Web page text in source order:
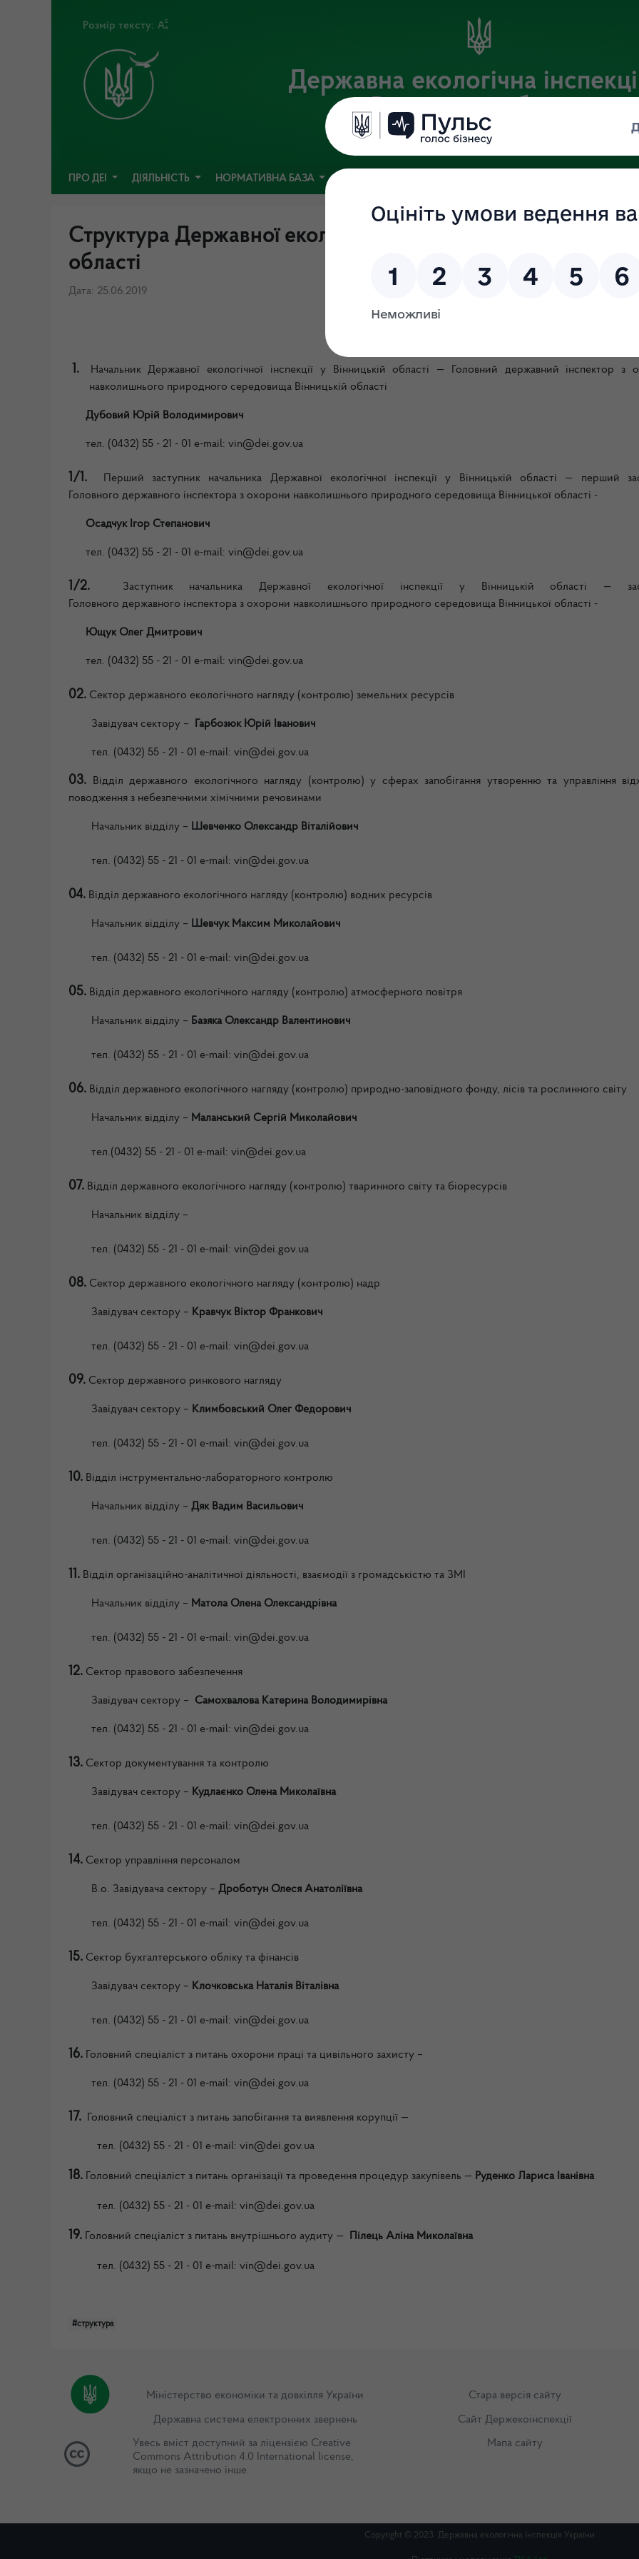
Розмір тексту:
Державна екологічна
Вінницькій області
Офіційний веб-портал
ПРО ДЕІ ДІЯЛЬНІСТЬ НОРМАТИВНА БАЗА
Структура Державної екологічної інспекції у Вінницькій
області
Дата: 25.06.2019
1. Начальник Державної екологічної інспекції у Вінницькій області — Головний державний інспектор з
навколишнього природного середовища Вінницькій області
Дубовий Юрій Володимирович
тел. (0432) 55 - 21 - 01 e-mail: vin@dei.gov.ua
1/1. Перший заступник начальника Державної екологічної інспекціїу Вінницькій області — перший
Головного державного інспектора з охорони навколишнього природного середовища Вінницької області -
Осадчук Ігор Степанович
тел. (0432) 55 - 21 - 01 e-mail: vin@dei.gov.ua
1/2. Заступник начальника Державної екологічної інспекції у Вінницькійобласті —
Головного державного інспектора з охорони навколишнього природного середовища Вінницької області -
Ющук Олег Дмитрович
тел. (0432) 55 - 21 - 01 e-mail: vin@dei.gov.ua
02. Сектор державного екологічного нагляду (контролю) земельних ресурсів
Завідувач сектору – Гарбозюк Юрій Іванович
тел. (0432) 55 - 21 - 01 e-mail: vin@dei.gov.ua
03.
Відділ державного екологічного нагляду (контролю) у сферах запобігання утворенню та управління
поводження з небезпечними хімічними речовинами
Начальник відділу – Шевченко Олександр Віталійович
тел. (0432) 55 - 21 - 01 e-mail: vin@dei.gov.ua
04. Відділ державного екологічного нагляду (контролю) водних ресурсів
Начальник відділу – Шевчук Максим Миколайович
тел. (0432) 55 - 21 - 01 e-mail: vin@dei.gov.ua
05. Відділ державного екологічного нагляду (контролю) атмосферного повітря
Начальник відділу – Базяка Олександр Валентинович
тел. (0432) 55 - 21 - 01 e-mail: vin@dei.gov.ua
06. Відділ державного екологічного нагляду (контролю) природно-заповідного фонду, лісів та рослинного світу
Начальник відділу – Маланський Сергій Миколайович
тел.(0432) 55 - 21 - 01 e-mail: vin@dei.gov.ua
07. Відділ державного екологічного нагляду (контролю) тваринного світу та біоресурсів
Начальник відділу –
тел. (0432) 55 - 21 - 01 e-mail: vin@dei.gov.ua
08. Сектор державного екологічного нагляду (контролю) надр
Завідувач сектору – Кравчук Віктор Франкович
тел. (0432) 55 - 21 - 01 e-mail: vin@dei.gov.ua
09. Сектор державного ринкового нагляду
Завідувач сектору – Климбовський Олег Федорович
тел. (0432) 55 - 21 - 01 e-mail: vin@dei.gov.ua
10. Відділ інструментально-лабораторного контролю
Начальник відділу – Дяк Вадим Васильович
тел. (0432) 55 - 21 - 01 e-mail: vin@dei.gov.ua
11. Відділ організаційно-аналітичної діяльності, взаємодії з громадськістю та ЗМІ
Начальник відділу – Матола Олена Олександрівна
тел. (0432) 55 - 21 - 01 e-mail: vin@dei.gov.ua
12. Сектор правового забезпечення
Завідувач сектору – Самохвалова Катерина Володимирівна
тел. (0432) 55 - 21 - 01 e-mail: vin@dei.gov.ua
13. Сектор документування та контролю
Завідувач сектору – Кудлаєнко Олена Миколаївна
тел. (0432) 55 - 21 - 01 e-mail: vin@dei.gov.ua
14. Сектор управління персоналом
В.о. Завідувача сектору – Дроботун Олеся Анатоліївна
тел. (0432) 55 - 21 - 01 e-mail: vin@dei.gov.ua
15. Сектор бухгалтерського обліку та фінансів
Завідувач сектору – Клочковська Наталія Віталівна
тел. (0432) 55 - 21 - 01 e-mail: vin@dei.gov.ua
16. Головний спеціаліст з питань охорони праці та цивільного захисту –
тел. (0432) 55 - 21 - 01 e-mail: vin@dei.gov.ua
17. Головний спеціаліст з питань запобігання та виявлення корупції —
тел. (0432) 55 - 21 - 01 e-mail: vin@dei.gov.ua
18. Головний спеціаліст з питань організації та проведення процедур закупівель — Руденко Лариса Іванівна
тел. (0432) 55 - 21 - 01 e-mail: vin@dei.gov.ua
19. Головний спеціаліст з питань внутрішнього аудиту — Пілець Аліна Миколаївна
тел. (0432) 55 - 21 - 01 e-mail: vin@dei.gov.ua
#структура
Міністерство економіки та довкілля України
Державна система електронних звернень
Увесь вміст доступний за ліцензією Creative
Commons Attribution 4.0 International license,
якщо не зазначено інше.
Стара версія сайту
Сайт Держекоінспекції
Мапа сайту
Copyright © 2023. Державна екологічна Інспекція України